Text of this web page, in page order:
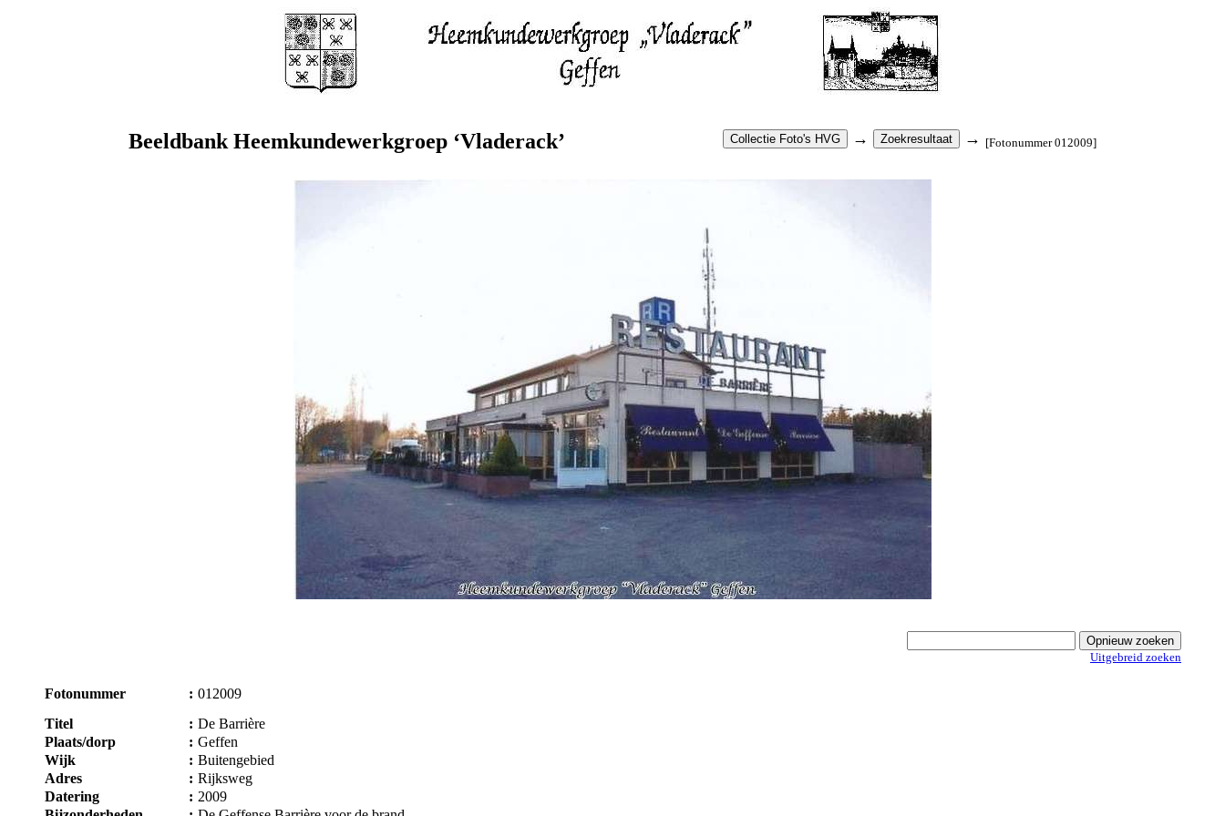
Beeldbank Heemkundewerkgroep ‘Vladerack’ → → [Fotonummer 012009]
Uitgebreid zoeken
Fotonummer : 012009
Titel
: De Barrière
Plaats/dorp
: Geffen
Wijk
: Buitengebied
Adres
: Rijksweg
Datering
: 2009